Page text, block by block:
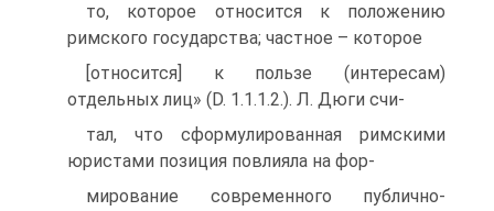
то, которое относится к положению
римского государства; частное – которое
[относится] к пользе (интересам)
отдельных лиц» (D. 1.1.1.2.). Л. Дюги счи-
тал, что сформулированная римскими
юристами позиция повлияла на фор-
мирование современного публично-